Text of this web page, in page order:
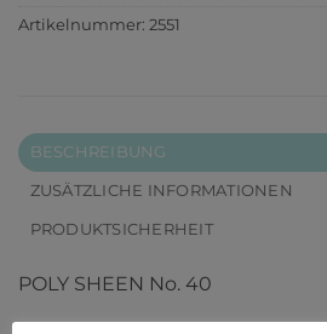
Artikelnummer: 2551
BESCHREIBUNG
ZUSÄTZLICHE INFORMATIONEN
PRODUKTSICHERHEIT
POLY SHEEN No. 40